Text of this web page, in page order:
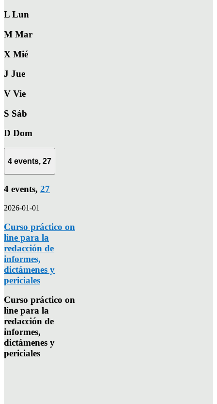
L Lun
M Mar
X Mié
J Jue
V Vie
S Sáb
D Dom
4 events, 27
4 events, 27
2026-01-01
Curso práctico on
line para la
redacción de
informes,
dictámenes y
periciales
Curso práctico on
line para la
redacción de
informes,
dictámenes y
periciales